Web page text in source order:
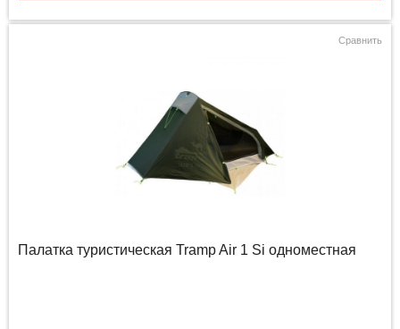
Сравнить
Палатка туристическая Tramp Air 1 Si одноместная